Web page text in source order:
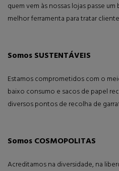
quem vem às nossas lojas passe
melhor ferramenta para tratar
Somos SUSTENTÁVEIS
Estamos comprometidos com o
baixo consumo e sacos de papel
diversos pontos de recolha de
Somos COSMOPOLITAS
Acreditamos na diversidade, na